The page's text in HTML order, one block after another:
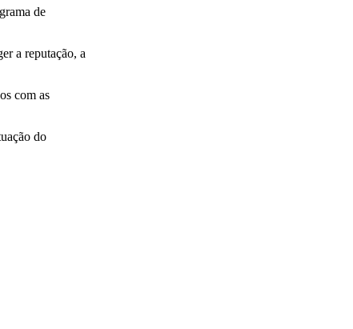
de
a reputação, a
com as
do